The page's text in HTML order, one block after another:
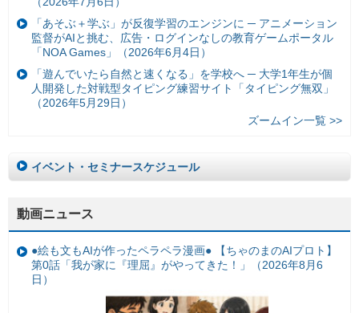
「あそぶ＋学ぶ」が反復学習のエンジンに ─ アニメーション
監督がAIと挑む、広告・ログインなしの教育ゲームポータル
「NOA Games」（2026年6月4日）
「遊んでいたら自然と速くなる」を学校へ ─ 大学1年生が個
人開発した対戦型タイピング練習サイト「タイピング無双」
（2026年5月29日）
ズームイン一覧 >>
イベント・セミナースケジュール
動画ニュース
●絵も文もAIが作ったペラペラ漫画● 【ちゃのまのAIプロト】
第0話「我が家に『理屈』がやってきた！」（2026年8月6
日）